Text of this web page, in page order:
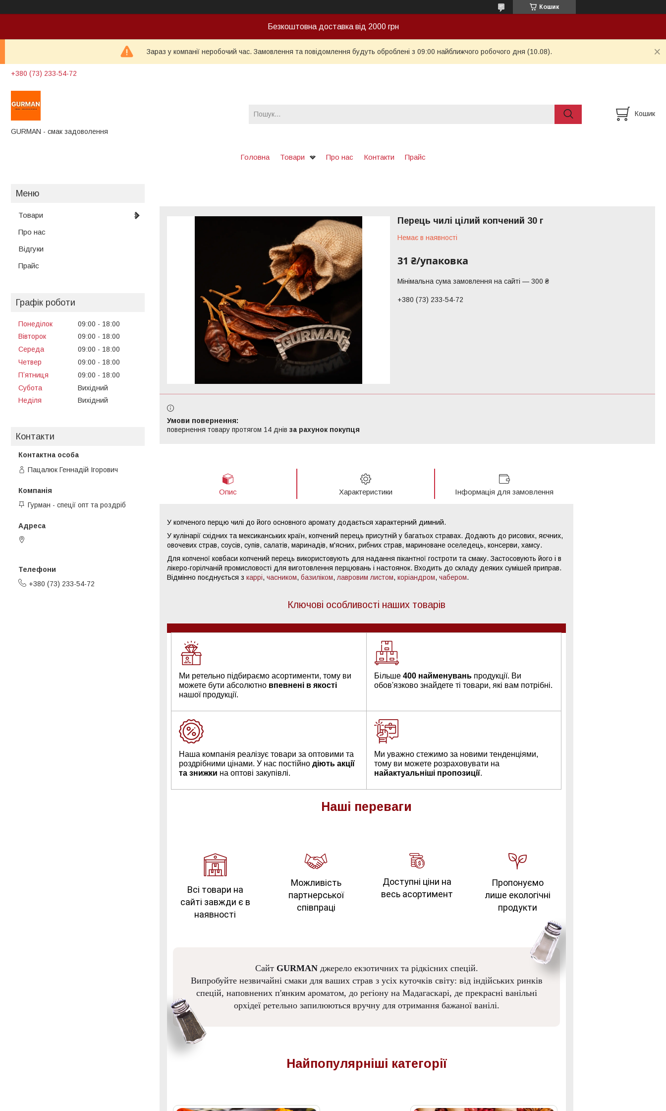
Кошик
Безкоштовна доставка від 2000 грн
Зараз у компанії неробочий час. Замовлення та повідомлення будуть оброблені з 09:00 найближчого робочого дня (10.08).
+380 (73) 233-54-72
GURMAN - смак задоволення
Кошик
Головна Товари Про нас Контакти Прайс
Перець чилі цілий копчений 30 г
Немає в наявності
31 ₴/упаковка
Мінімальна сума замовлення на сайті — 300 ₴
+380 (73) 233-54-72
повернення товару протягом 14 днів за рахунок покупця
Опис Характеристики Інформація для замовлення
У копченого перцю чилі до його основного аромату додається характерний димний.
У кулінарії східних та мексиканських країн, копчений перець присутній у багатьох стравах. Додають до рисових, яєчних,
овочевих страв, соусів, супів, салатів, маринадів, м'ясних, рибних страв, мариноване оселедець, консерви, хамсу.
Для копченої ковбаси копчений перець використовують для надання пікантної гостроти та смаку. Застосовують його і в
лікеро-горілчаній промисловості для виготовлення перцювань і настоянок. Входить до складу деяких сумішей приправ.
Відмінно поєднується з каррі, часником, базиліком, лавровим листом, коріандром, чабером.
Ключові особливості наших товарів
Ми ретельно підбираємо асортименти, тому ви
можете бути абсолютно впевнені в якості
нашої продукції.
Більше 400 найменуваньпродукції. Ви
обов'язково знайдете ті товари, які вам потрібні.
Наша компанія реалізує товари за оптовими та
роздрібними цінами. У нас постійнодіють акції
та знижки на оптові закупівлі.
Ми уважно стежимо за новими тенденціями,
тому ви можете розраховувати на
найактуальніші пропозиції.
Наші переваги
Всі товари на
сайті завжди є в
наявності
Можливість
партнерської
співпраці
Доступні ціни на
весь асортимент
Пропонуємо
лише екологічні
продукти
Сайт GURMANджерело екзотичних та рідкісних спецій.
Випробуйте незвичайні смаки для ваших страв з усіх куточків світу: від індійських ринків
спецій, наповнених п'янким ароматом, до регіону на Мадагаскарі, де прекрасні ванільні
орхідеї ретельно запилюються вручну для отримання бажаної ванілі.
Найпопулярніші категорії
Товари
Про нас
Відгуки
Прайс
Графік роботи
Понеділок 09:00
18:00
Вівторок
09:00
18:00
Середа
09:00
18:00
Четвер
09:00
18:00
Пʼятниця
09:00
18:00
Субота
Вихідний
Неділя
Вихідний
Контакти
Пацалюк Геннадій Ігорович
Гурман - спеції опт та роздріб
+380 (73) 233-54-72